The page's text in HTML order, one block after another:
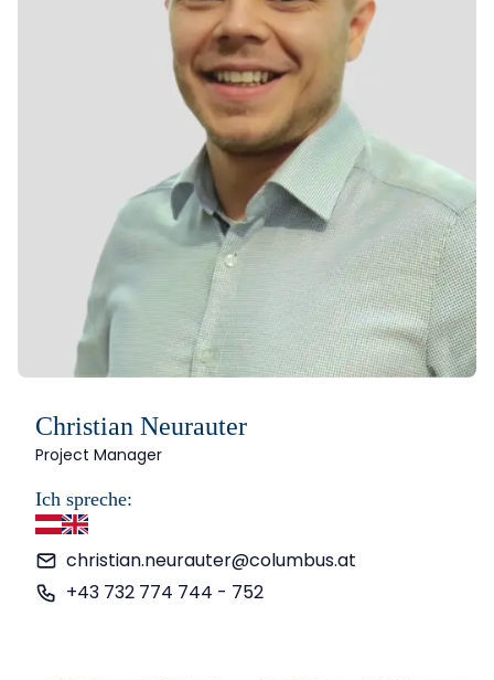
Christian Neurauter
Project Manager
Ich spreche:
christian.neurauter@columbus.at
+43 732 774 744 - 752